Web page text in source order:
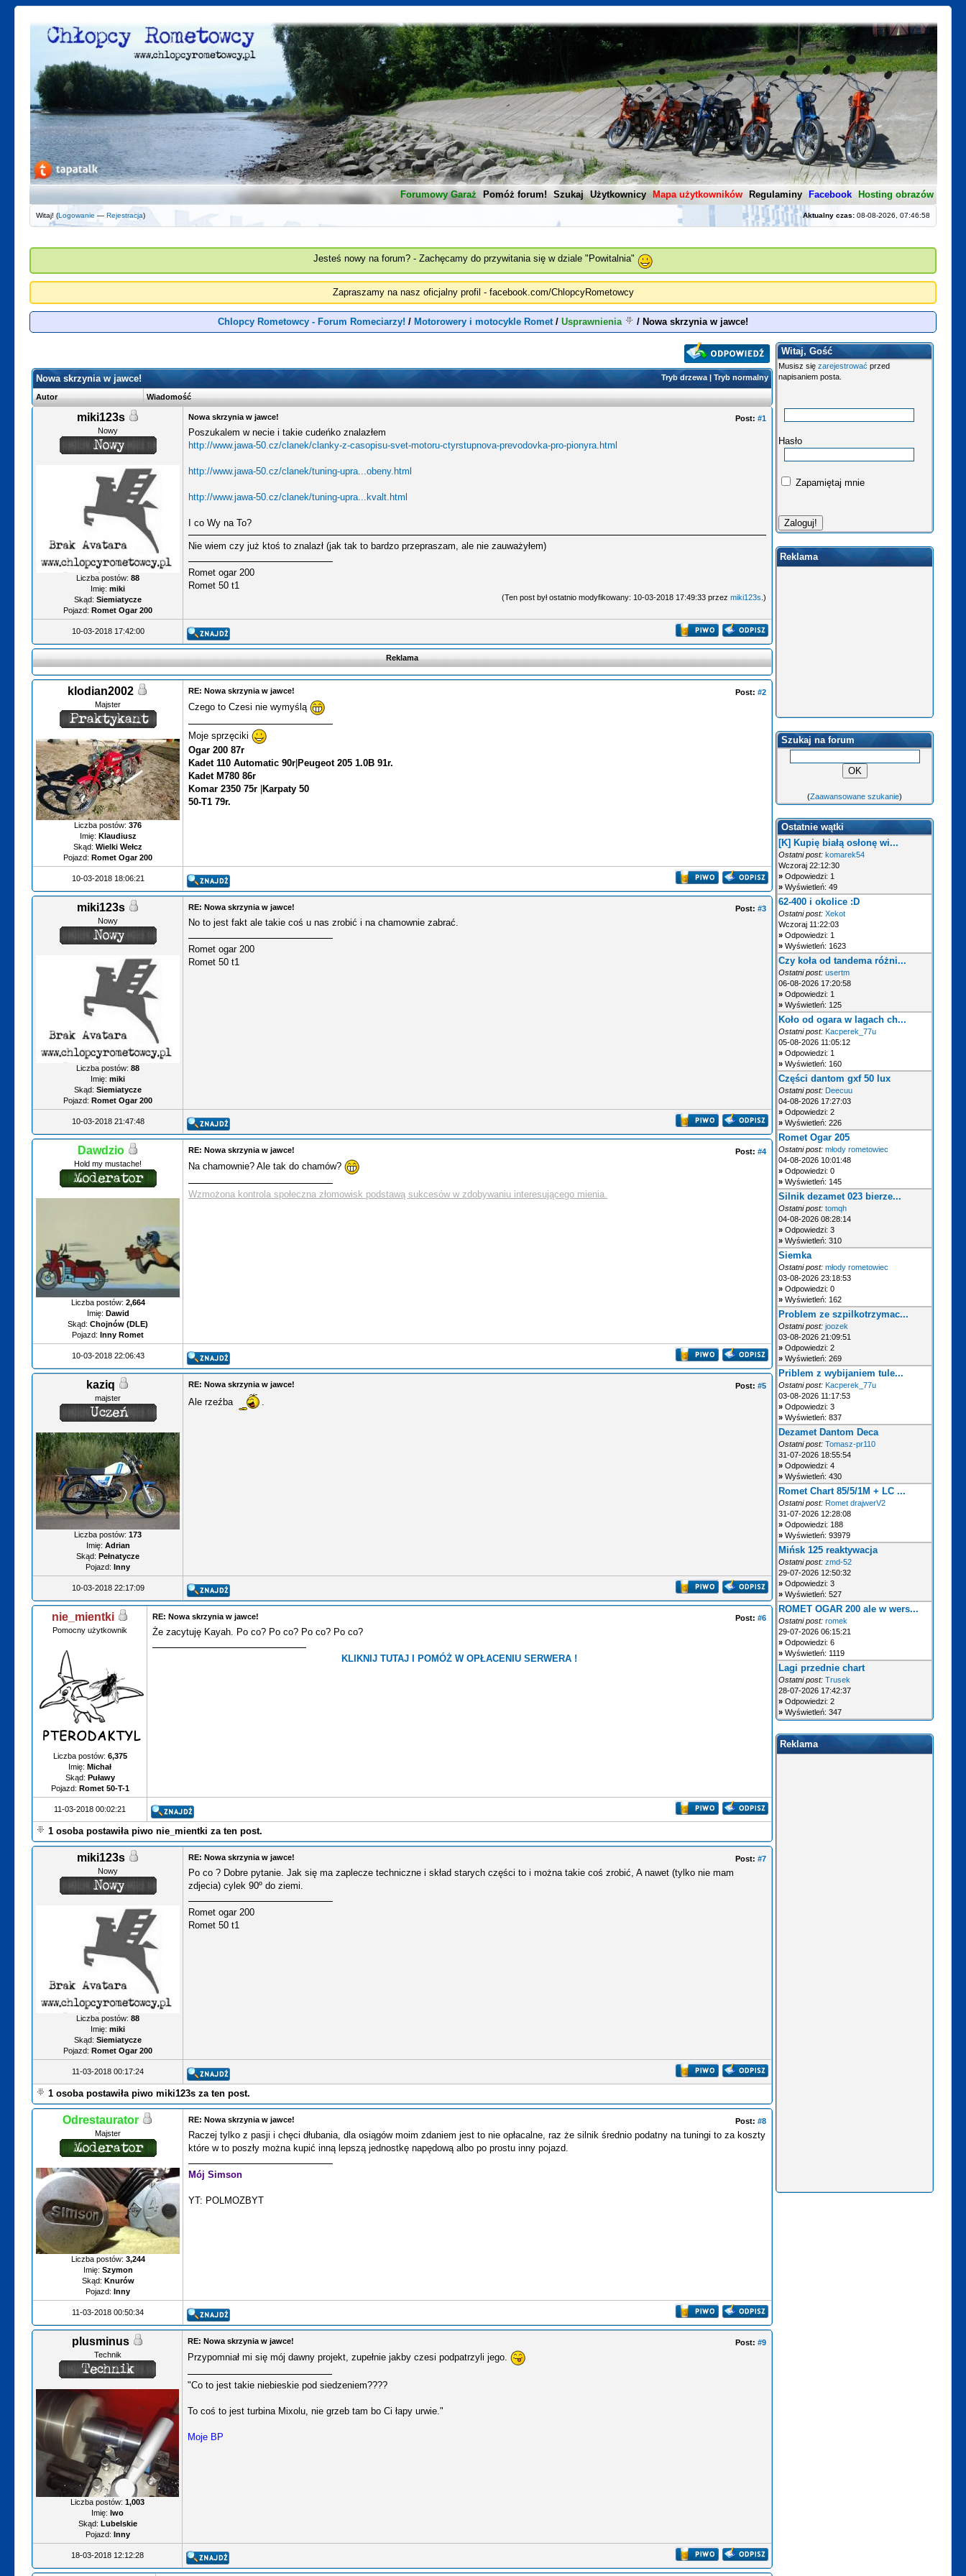
Forumowy Garaż Pomóż forum! Szukaj Użytkownicy Mapa użytkowników Regulaminy Facebook Hosting obrazów
Aktualny czas:08-08-2026, 07:46:58
Witaj! (Logowanie —Rejestracja)
Jesteś nowy na forum? - Zachęcamy do przywitania się w dziale "Powitalnia"
Zapraszamy na nasz oficjalny profil - facebook.com/ChlopcyRometowcy
Chlopcy Rometowcy - Forum Romeciarzy! / Motorowery i motocykle Romet/ Usprawnienia / Nowa skrzynia w jawce!
Tryb drzewa|Tryb normalny
Nowa skrzynia w jawce!
Autor Wiadomość
miki123s
Nowy
Liczba postów:88
Imię: miki
Skąd: Siemiatycze
Pojazd: Romet Ogar 200
Post:#1
Nowa skrzynia w jawce!
Poszukalem w necie i takie cudeńko znalazłem
http://www.jawa-50.cz/clanek/clanky-z-casopisu-svet-motoru-ctyrstupnova-prevodovka-pro-pionyra.html
http://www.jawa-50.cz/clanek/tuning-upra...obeny.html
http://www.jawa-50.cz/clanek/tuning-upra...kvalt.html
I co Wy na To?
Nie wiem czy już ktoś to znalazł (jak tak to bardzo przepraszam, ale nie zauważyłem)
Romet ogar 200
Romet 50 t1
(Ten post był ostatnio modyfikowany: 10-03-2018 17:49:33 przezmiki123s.)
10-03-2018 17:42:00
Reklama
klodian2002
Majster
Liczba postów:376
Imię: Klaudiusz
Skąd: Wielki Wełcz
Pojazd: Romet Ogar 200
Post:#2
RE: Nowa skrzynia w jawce!
Czego to Czesi nie wymyślą
Moje sprzęciki
Ogar 200 87r
Kadet 110 Automatic 90r Peugeot 205 1.0B 91r.
Kadet M780 86r
Komar 2350 75r Karpaty 50
50-T1 79r.
10-03-2018 18:06:21
miki123s
Nowy
Liczba postów:88
Imię: miki
Skąd: Siemiatycze
Pojazd: Romet Ogar 200
Post:#3
RE: Nowa skrzynia w jawce!
No to jest fakt ale takie coś u nas zrobić i na chamownie zabrać.
Romet ogar 200
Romet 50 t1
10-03-2018 21:47:48
Dawdzio
Hold my mustache!
Liczba postów: 2,664
Imię: Dawid
Skąd: Chojnów (DLE)
Pojazd: Inny Romet
Post:#4
RE: Nowa skrzynia w jawce!
Na chamownie? Ale tak do chamów?
Wzmożona kontrola społeczna złomowisk podstawą sukcesów w zdobywaniu interesującego mienia.
10-03-2018 22:06:43
kaziq
majster
Liczba postów:173
Imię: Adrian
Skąd: Pełnatycze
Pojazd: Inny
Post:#5
RE: Nowa skrzynia w jawce!
Ale rzeźba .
10-03-2018 22:17:09
nie_mientki
Pomocny użytkownik
Liczba postów: 6,375
Imię: Michał
Skąd: Puławy
Pojazd: Romet 50-T-1
Post:#6
RE: Nowa skrzynia w jawce!
Że zacytuję Kayah. Po co? Po co? Po co? Po co?
KLIKNIJ TUTAJ I POMÓŻ W OPŁACENIU SERWERA !
11-03-2018 00:02:21
1 osoba postawiła piwo nie_mientki za ten post.
miki123s
Nowy
Liczba postów:88
Imię: miki
Skąd: Siemiatycze
Pojazd: Romet Ogar 200
Post:#7
RE: Nowa skrzynia w jawce!
Po co ? Dobre pytanie. Jak się ma zaplecze techniczne i skład starych części to i można takie coś zrobić, A nawet (tylko nie mam
zdjecia) cylek 90º do ziemi.
Romet ogar 200
Romet 50 t1
11-03-2018 00:17:24
1 osoba postawiła piwo miki123s za ten post.
Odrestaurator
Majster
Liczba postów: 3,244
Imię: Szymon
Skąd: Knurów
Pojazd: Inny
Post:#8
RE: Nowa skrzynia w jawce!
Raczej tylko z pasji i chęci dłubania, dla osiągów moim zdaniem jest to nie opłacalne, raz że silnik średnio podatny na tuningi to za koszty
które w to poszły można kupić inną lepszą jednostkę napędową albo po prostu inny pojazd.
Mój Simson
YT: POLMOZBYT
11-03-2018 00:50:34
plusminus
Technik
Liczba postów:1,003
Imię: Iwo
Skąd: Lubelskie
Pojazd: Inny
Post:#9
RE: Nowa skrzynia w jawce!
Przypomniał mi się mój dawny projekt, zupełnie jakby czesi podpatrzyli jego.
"Co to jest takie niebieskie pod siedzeniem????
To coś to jest turbina Mixolu, nie grzeb tam bo Ci łapy urwie."
Moje BP
18-03-2018 12:12:28
Witaj, Gość
Musisz sięzarejestrować przed
napisaniem posta.
Hasło
Zapamiętaj mnie
Reklama
Szukaj na forum
(Zaawansowane szukanie)
Ostatnie wątki
[K] Kupię białą osłonę wi...
Ostatni post: komarek54
Wczoraj 22:12:30
»Odpowiedzi: 1
»Wyświetleń: 49
62-400 i okolice :D
Ostatni post: Xekot
Wczoraj 11:22:03
»Odpowiedzi: 1
»Wyświetleń: 1623
Czy koła od tandema różni...
Ostatni post: usertm
06-08-2026 17:20:58
»Odpowiedzi: 1
»Wyświetleń: 125
Koło od ogara w lagach ch...
Ostatni post: Kacperek_77u
05-08-2026 11:05:12
»Odpowiedzi: 1
»Wyświetleń: 160
Części dantom gxf 50 lux
Ostatni post: Deecuu
04-08-2026 17:27:03
»Odpowiedzi: 2
»Wyświetleń: 226
Romet Ogar 205
Ostatni post: młody rometowiec
04-08-2026 10:01:48
»Odpowiedzi: 0
»Wyświetleń: 145
Silnik dezamet 023 bierze...
Ostatni post: tomqh
04-08-2026 08:28:14
»Odpowiedzi: 3
»Wyświetleń: 310
Siemka
Ostatni post: młody rometowiec
03-08-2026 23:18:53
»Odpowiedzi: 0
»Wyświetleń: 162
Problem ze szpilkotrzymac...
Ostatni post: joozek
03-08-2026 21:09:51
»Odpowiedzi: 2
»Wyświetleń: 269
Priblem z wybijaniem tule...
Ostatni post: Kacperek_77u
03-08-2026 11:17:53
»Odpowiedzi: 3
»Wyświetleń: 837
Dezamet Dantom Deca
Ostatni post: Tomasz-pr110
31-07-2026 18:55:54
»Odpowiedzi: 4
»Wyświetleń: 430
Romet Chart 85/5/1M + LC ...
Ostatni post: Romet drajwerV2
31-07-2026 12:28:08
»Odpowiedzi: 188
»Wyświetleń: 93979
Mińsk 125 reaktywacja
Ostatni post: zmd-52
29-07-2026 12:50:32
»Odpowiedzi: 3
»Wyświetleń: 527
ROMET OGAR 200 ale w wers...
Ostatni post: romek
29-07-2026 06:15:21
»Odpowiedzi: 6
»Wyświetleń: 1119
Lagi przednie chart
Ostatni post: Trusek
28-07-2026 17:42:37
»Odpowiedzi: 2
»Wyświetleń: 347
Reklama